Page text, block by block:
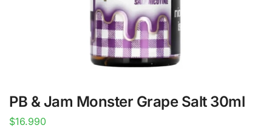
PB & Jam Monster Grape Salt 30ml
$16.990